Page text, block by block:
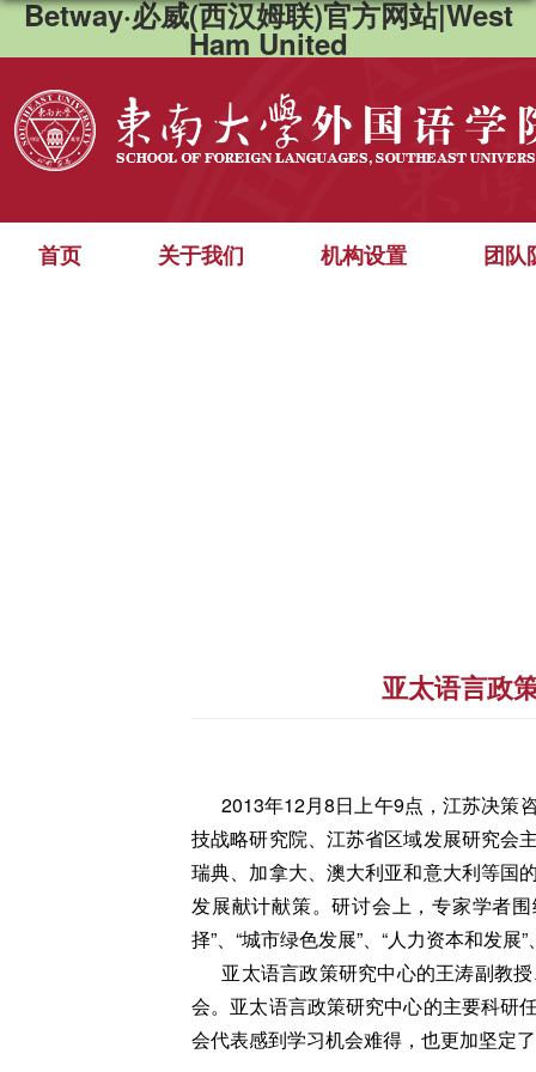
Betway·必威(西汉姆联)官方网站|West
Ham United
首页 关于我们 机构设置 团队
亚太语言政
2013年12月8日上午9点，江苏决策
技战略研究院、江苏省区域发展研究会
瑞典、加拿大、澳大利亚和意大利等国
发展献计献策。研讨会上，专家学者
择”、“城市绿色发展”、“人力资本和发
亚太语言政策研究中心的王涛副教授
会。亚太语言政策研究中心的主要科研
会代表感到学习机会难得，也更加坚定